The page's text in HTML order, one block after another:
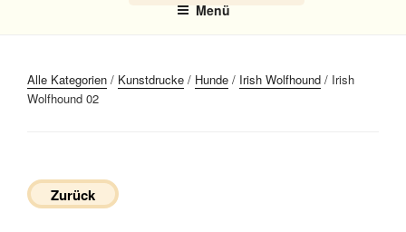
Menü
Alle Kategorien / Kunstdrucke / Hunde / Irish Wolfhound / Irish
Wolfhound 02
Zurück